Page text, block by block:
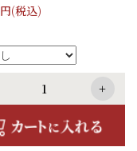
円(税込)
+